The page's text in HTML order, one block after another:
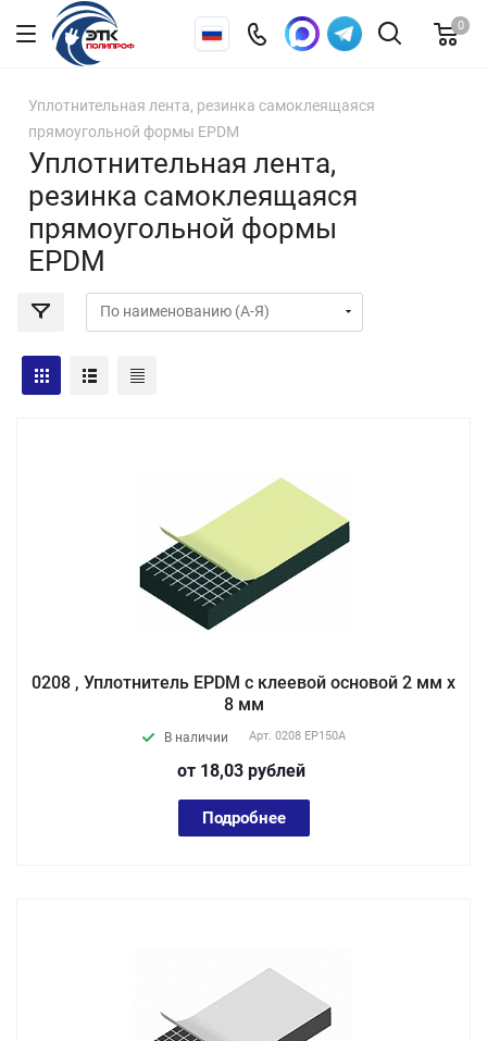
0
Уплотнительная лента, резинка самоклеящаяся
прямоугольной формы EPDM
Уплотнительная лента,
резинка самоклеящаяся
прямоугольной формы
EPDM
0208 , Уплотнитель EPDM с клеевой основой 2 мм х
8 мм
В наличии Арт. 0208 EP150А
от 18,03 рублей
Подробнее